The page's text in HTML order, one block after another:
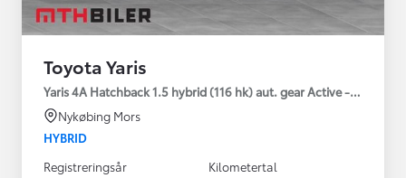
Toyota Yaris
Yaris 4A Hatchback 1.5 hybrid (116 hk) aut. gear Active -
Nykøbing Mors
HYBRID
Registreringsår
Kilometertal